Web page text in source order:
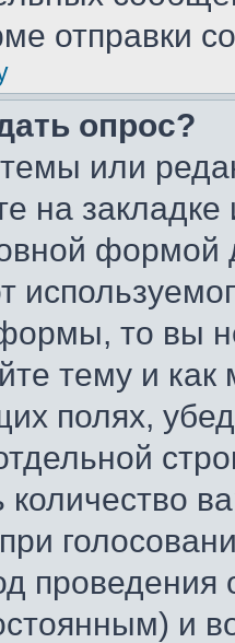
отправки
опрос?
или
на
формой
то вы
тему и
полях,
количество
проведения
и